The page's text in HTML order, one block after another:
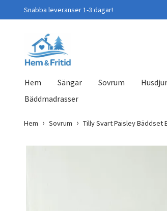
Snabba leveranser 1-3 dagar!
Hem Sängar Sovrum Husdjur
Bäddmadrasser
Hem Sovrum Tilly Svart Paisley Bäddset